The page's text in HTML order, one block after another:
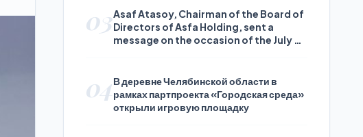
03Asaf Atasoy, Chairman of the Board of
Directors of Asfa Holding, sent a
message on the occasion of the July 24
04В деревне Челябинской области в
рамках партпроекта «Городская среда»
открыли игровую площадку